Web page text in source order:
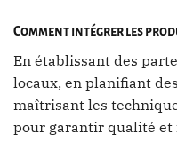
Comment intégrer les
En établissant des
locaux, en planifiant
maîtrisant les
pour garantir qualité et